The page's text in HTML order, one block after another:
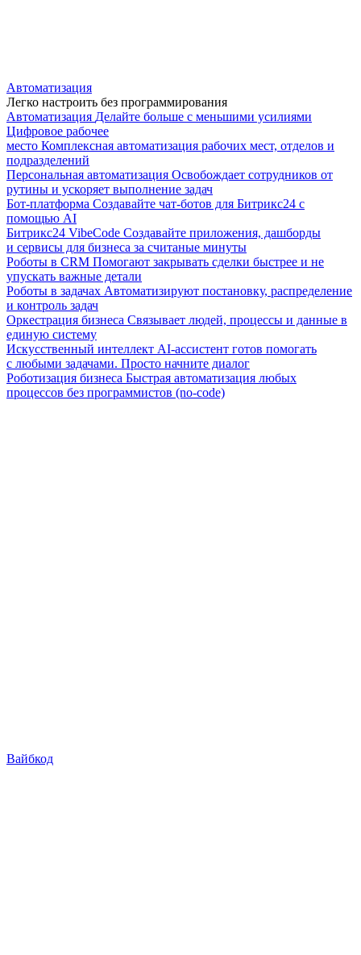
Автоматизация
Легко настроить без программирования
Автоматизация Делайте больше с меньшими усилиями
Цифровое рабочее
место Комплексная автоматизация рабочих мест, отделов и
подразделений
Персональная автоматизация Освобождает сотрудников от
рутины и ускоряет выполнение задач
Бот-платформа Создавайте чат-ботов для Битрикс24 с
помощью AI
Битрикс24 VibeCode Создавайте приложения, дашборды
и сервисы для бизнеса за считаные минуты
Роботы в CRM Помогают закрывать сделки быстрее и не
упускать важные детали
Роботы в задачах Автоматизируют постановку, распределение
и контроль задач
Оркестрация бизнеса Связывает людей, процессы и данные в
единую систему
Искусственный интеллект AI-ассистент готов помогать
с любыми задачами. Просто начните диалог
Роботизация бизнеса Быстрая автоматизация любых
процессов без программистов (no-code)
Вайбкод